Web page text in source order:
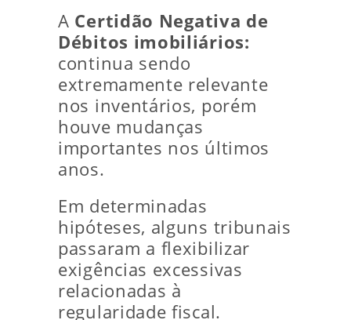
A Certidão Negativa de
Débitos imobiliários:
continua sendo
extremamente relevante
nos inventários, porém
houve mudanças
importantes nos últimos
anos.
Em determinadas
hipóteses, alguns tribunais
passaram a flexibilizar
exigências excessivas
relacionadas à
regularidade fiscal.